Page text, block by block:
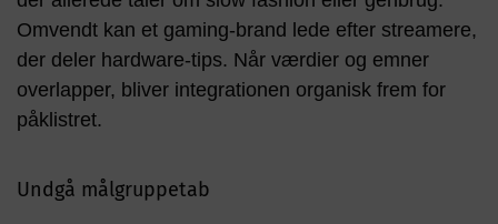
Omvendt kan et gaming-brand lede efter streamere,
der deler hardware-tips. Når værdier og emner
overlapper, bliver integrationen organisk frem for
påklistret.
Undgå målgruppetab